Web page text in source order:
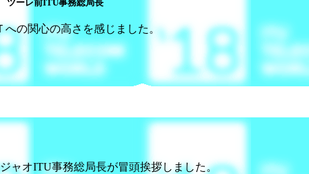
ツーレ前ITU事務総局長
への関心の高さを感じました。
ャオITU事務総局長が冒頭挨拶しました。